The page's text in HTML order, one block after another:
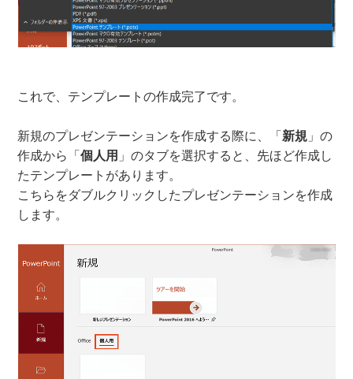
これで、テンプレートの作成完了です。
新規のプレゼンテーションを作成する際に、「新規 」の
作成から「個人用 」のタブを選択すると、先ほど作成し
たテンプレートがあります。
こちらをダブルクリックしたプレゼンテーションを作成
します。